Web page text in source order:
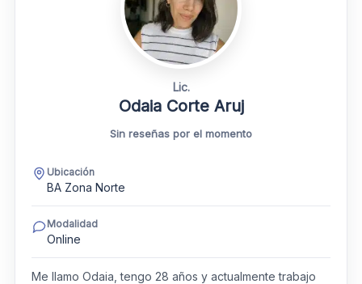
Lic.
Odaia Corte Aruj
Sin reseñas por el momento
Ubicación
BA Zona Norte
Modalidad
Online
Me llamo Odaia, tengo 28 años y actualmente trabajo